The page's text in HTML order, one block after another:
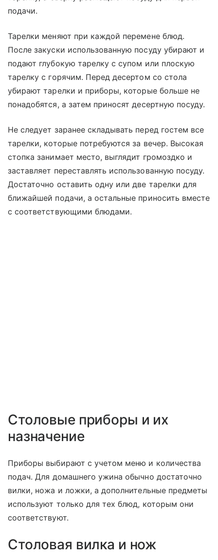
подачи.
Тарелки меняют при каждой перемене блюд.
После закуски использованную посуду убирают и
подают глубокую тарелку с супом или плоскую
тарелку с горячим. Перед десертом со стола
убирают тарелки и приборы, которые больше не
понадобятся, а затем приносят десертную посуду.
Не следует заранее складывать перед гостем все
тарелки, которые потребуются за вечер. Высокая
стопка занимает место, выглядит громоздко и
заставляет переставлять использованную посуду.
Достаточно оставить одну или две тарелки для
ближайшей подачи, а остальные приносить вместе
с соответствующими блюдами.
Столовые приборы и их
назначение
Приборы выбирают с учетом меню и количества
подач. Для домашнего ужина обычно достаточно
вилки, ножа и ложки, а дополнительные предметы
используют только для тех блюд, которым они
соответствуют.
Столовая вилка и нож